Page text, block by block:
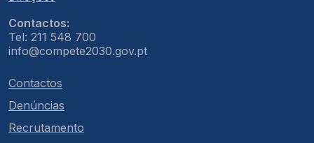
Contactos:
Tel: 211 548 700
info@compete2030.gov.pt
Contactos
Denúncias
Recrutamento